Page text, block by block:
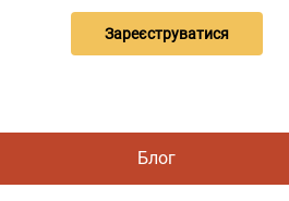
Зареєструватися
Блог